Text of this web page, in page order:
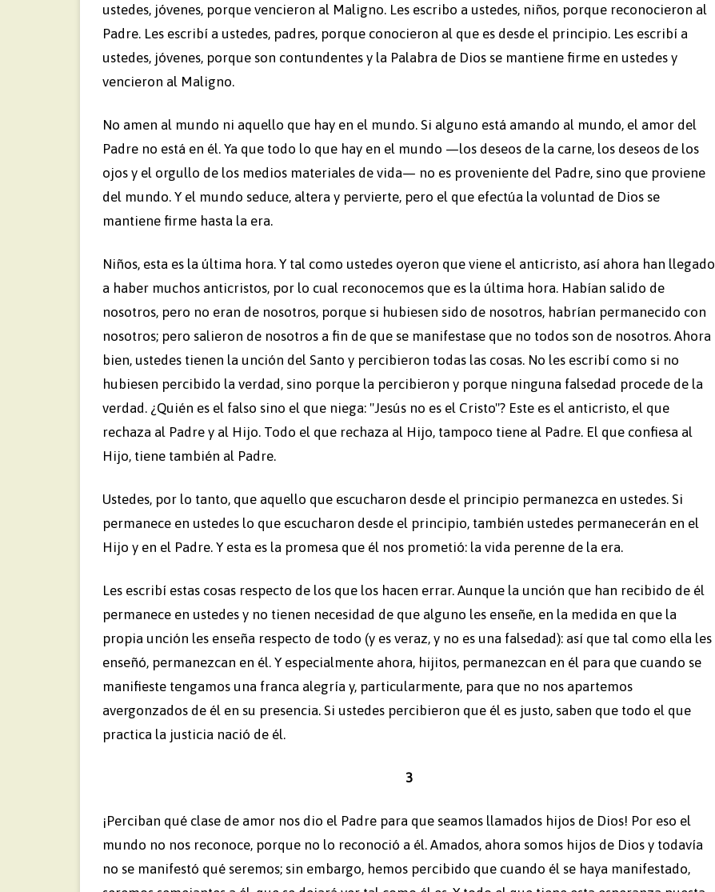
ustedes, jóvenes, porque vencieron al Maligno. Les escribo a ustedes, niños, porque reconocieron al
Padre. Les escribí a ustedes, padres, porque conocieron al que es desde el principio. Les escribí a
ustedes, jóvenes, porque son contundentes y la Palabra de Dios se mantiene firme en ustedes y
vencieron al Maligno.
No amen al mundo ni aquello que hay en el mundo. Si alguno está amando al mundo, el amor del
Padre no está en él. Ya que todo lo que hay en el mundo —los deseos de la carne, los deseos de los
ojos y el orgullo de los medios materiales de vida— no es proveniente del Padre, sino que proviene
del mundo. Y el mundo seduce, altera y pervierte, pero el que efectúa la voluntad de Dios se
mantiene firme hasta la era.
Niños, esta es la última hora. Y tal como ustedes oyeron que viene el anticristo, así ahora han llegado
a haber muchos anticristos, por lo cual reconocemos que es la última hora. Habían salido de
nosotros, pero no eran de nosotros, porque si hubiesen sido de nosotros, habrían permanecido con
nosotros; pero salieron de nosotros a fin de que se manifestase que no todos son de nosotros. Ahora
bien, ustedes tienen la unción del Santo y percibieron todas las cosas. No les escribí como si no
hubiesen percibido la verdad, sino porque la percibieron y porque ninguna falsedad procede de la
verdad. ¿Quién es el falso sino el que niega: "Jesús no es el Cristo"? Este es el anticristo, el que
rechaza al Padre y al Hijo. Todo el que rechaza al Hijo, tampoco tiene al Padre. El que confiesa al
Hijo, tiene también al Padre.
Ustedes, por lo tanto, que aquello que escucharon desde el principio permanezca en ustedes. Si
permanece en ustedes lo que escucharon desde el principio, también ustedes permanecerán en el
Hijo y en el Padre. Y esta es la promesa que él nos prometió: la vida perenne de la era.
Les escribí estas cosas respecto de los que los hacen errar. Aunque la unción que han recibido de él
permanece en ustedes y no tienen necesidad de que alguno les enseñe, en la medida en que la
propia unción les enseña respecto de todo (y es veraz, y no es una falsedad): así que tal como ella les
enseñó, permanezcan en él. Y especialmente ahora, hijitos, permanezcan en él para que cuando se
manifieste tengamos una franca alegría y, particularmente, para que no nos apartemos
avergonzados de él en su presencia. Si ustedes percibieron que él es justo, saben que todo el que
practica la justicia nació de él.
3
¡Perciban qué clase de amor nos dio el Padre para que seamos llamados hijos de Dios! Por eso el
mundo no nos reconoce, porque no lo reconoció a él. Amados, ahora somos hijos de Dios y todavía
no se manifestó qué seremos; sin embargo, hemos percibido que cuando él se haya manifestado,